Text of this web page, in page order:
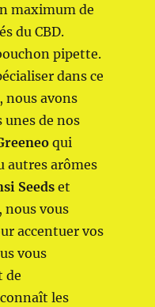
maximum de
du CBD.
pipette.
dans ce
nous avons
de nos
qui
autres arômes
Seeds et
nous vous
accentuer vos
vous
de
les